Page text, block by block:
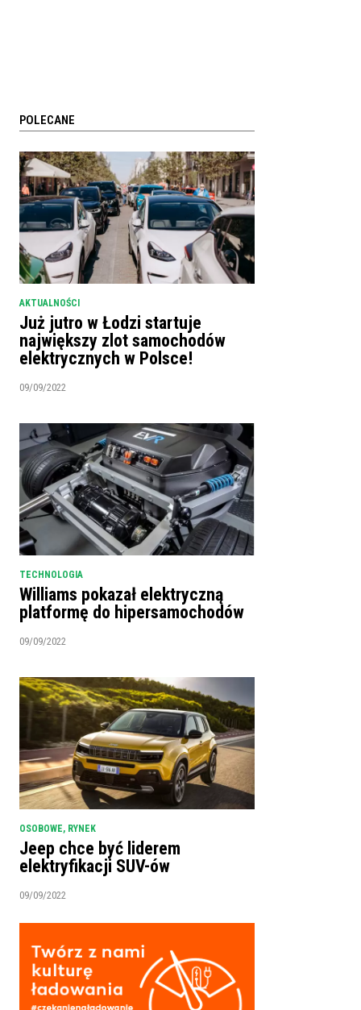
POLECANE
AKTUALNOŚCI
Już jutro w Łodzi startuje
największy zlot samochodów
elektrycznych w Polsce!
09/09/2022
TECHNOLOGIA
Williams pokazał elektryczną
platformę do hipersamochodów
09/09/2022
OSOBOWE, RYNEK
Jeep chce być liderem
elektryfikacji SUV-ów
09/09/2022